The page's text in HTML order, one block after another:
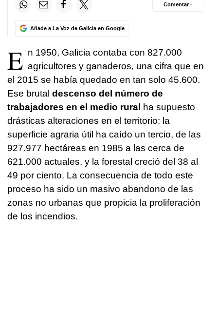
Añade a La Voz de Galicia en Google
Comentar ·
E n 1950, Galicia contaba con 827.000
agricultores y ganaderos, una cifra que en
el 2015 se había quedado en tan solo 45.600.
Ese brutal descenso del número de
trabajadores en el medio rural ha supuesto
drásticas alteraciones en el territorio: la
superficie agraria útil ha caído un tercio, de las
927.977 hectáreas en 1985 a las cerca de
621.000 actuales, y la forestal creció del 38 al
49 por ciento. La consecuencia de todo este
proceso ha sido un masivo abandono de las
zonas no urbanas que propicia la proliferación
de los incendios.